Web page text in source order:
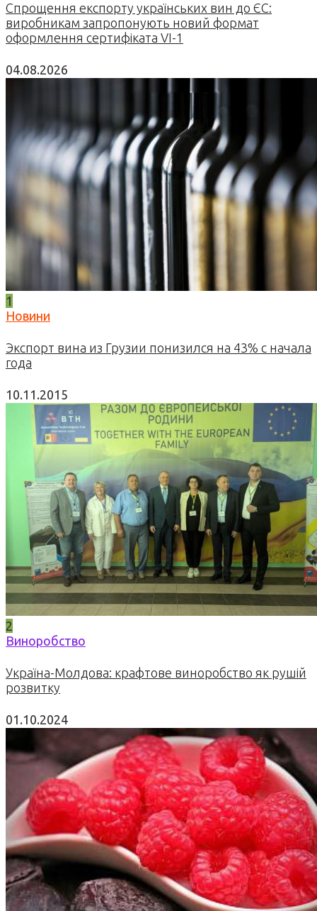
Спрощення експорту українських вин до ЄС:
виробникам запропонують новий формат
оформлення сертифіката VI-1
04.08.2026
1
Новини
Экспорт вина из Грузии понизился на 43% с начала
года
10.11.2015
2
Виноробство
Україна-Молдова: крафтове виноробство як рушій
розвитку
01.10.2024